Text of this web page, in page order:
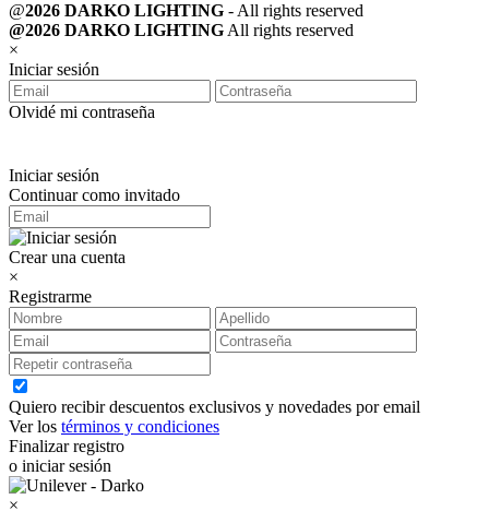
@2026 DARKO LIGHTING - All rights reserved
@2026 DARKO LIGHTING All rights reserved
×
Iniciar sesión
Olvidé mi contraseña
Iniciar sesión
Continuar como invitado
Crear una cuenta
×
Registrarme
Quiero recibir descuentos exclusivos y novedades por email
Ver los términos y condiciones
Finalizar registro
o iniciar sesión
×